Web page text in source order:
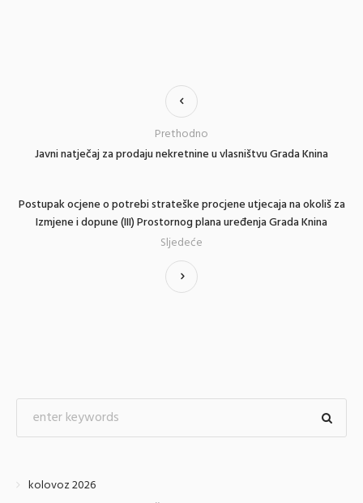
Javni natječaj za prodaju nekretnine u vlasništvu Grada Knina
Prethodno
Postupak ocjene o potrebi strateške procjene utjecaja na okoliš za
Izmjene i dopune (III) Prostornog plana uređenja Grada Knina
Sljedeće
kolovoz 2026